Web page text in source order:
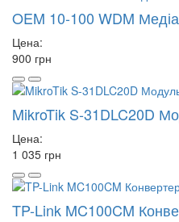
OEM 10-100 WDM
Цена:
900 грн
MikroTik S-31DLC20D
Цена:
1 035 грн
TP-Link MC100CM